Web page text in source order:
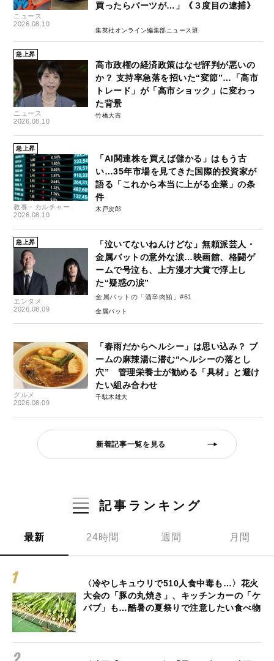
ニュース
2026.08.10
買ったらパーツが…」《３度目の逮捕》
集英社オンライン編集部ニュース班
急上昇
ニュース
2026.08.10
高市政権の経済政策はなぜ評判が悪いの
か？ 支持率急落を招いた“変節”…「高市
トレード」が「高市ショック」に変わっ
た背景
竹橋大吉
急上昇
教養・カルチャー
2026.08.10
「AI関連株を買えば儲かる」はもう古
い…35年市場を見てきた国際的投資家が
語る「これから本当に上がる企業」の条
件
木戸次郎
急上昇
エンタメ
2026.08.09
「泣いてないねんけどな」無頼派芸人・
金属バットの意外な涙…映画館、格闘ゲ
ームで号泣も、上方漫才大賞で浮上し
た“疑惑の涙”
金属バットの「酒辛肉鮪」#61
金属バット
グルメ
2026.08.09
「春雨だからヘルシー」は思い込み？ ブ
ームの麻辣湯に潜む“ヘルシーの落とし
穴” 管理栄養士が勧める「具材」と避け
たい組み合わせ
千駄木雄大
新着記事一覧を見る
記事ランキング
最新 24時間 週間 月間
〈冷やしキュウリで510人食中毒も…〉花火
大会の「豚の丸焼き」、キッチンカーの「ケ
バブ」も…酷暑の夏祭りで注意したい食べ物